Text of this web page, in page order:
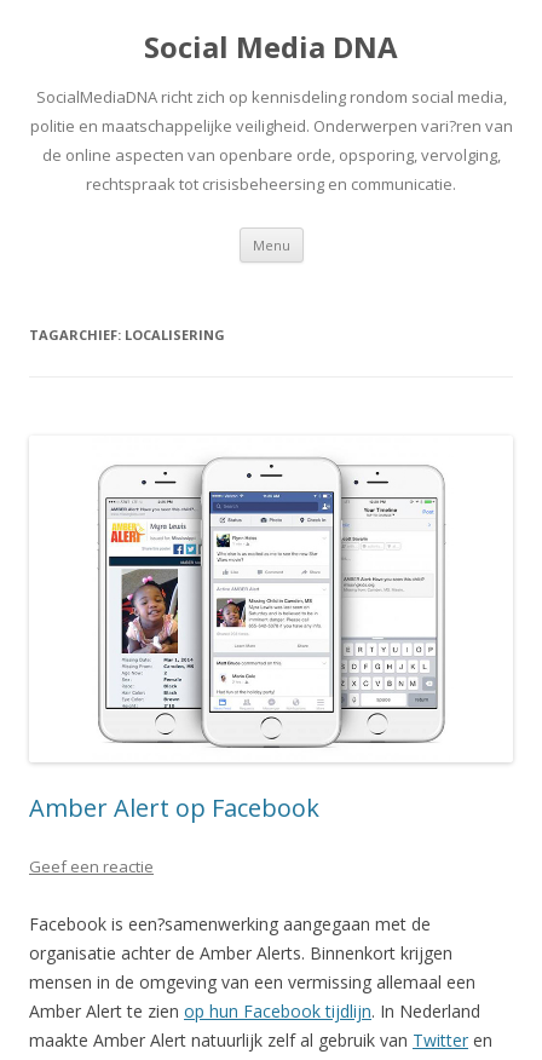
Social Media DNA
SocialMediaDNA richt zich op kennisdeling rondom social media,
politie en maatschappelijke veiligheid. Onderwerpen vari?ren van
de online aspecten van openbare orde, opsporing, vervolging,
rechtspraak tot crisisbeheersing en communicatie.
Menu Spring
inhoud
TAGARCHIEF: LOCALISERING
Amber Alert op Facebook
Geef een reactie
Facebook is een?samenwerking aangegaan met de
organisatie achter de Amber Alerts. Binnenkort krijgen
mensen in de omgeving van een vermissing allemaal een
Amber Alert te zien op hun Facebook tijdlijn. In Nederland
maakte Amber Alert natuurlijk zelf al gebruik van Twitter en